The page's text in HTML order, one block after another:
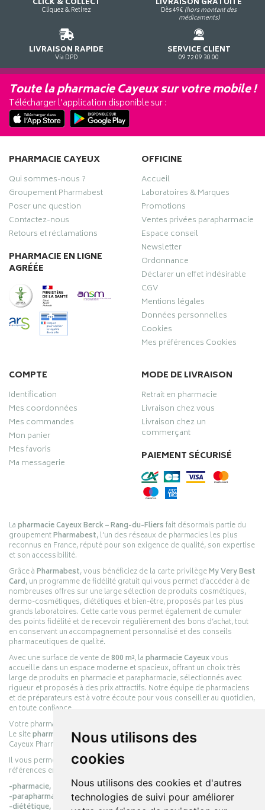
Nous utilisons des
cookies
Nous utilisons des cookies et d'autres
technologies de suivi pour améliorer
CLICK & COLLECT
Cliquez & Retirez
LIVRAISON GRATUITE
Dès 49€ (hors montant des
médicaments)
LIVRAISON RAPIDE
Via DPD
SERVICE CLIENT
09 72 09 30 00
Toute la pharmacie Cayeux sur votre mobile !
Télécharger l’application disponible sur :
PHARMACIE CAYEUX
Qui sommes-nous ?
Groupement Pharmabest
Poser une question
Contactez-nous
Retours et réclamations
PHARMACIE EN LIGNE
AGRÉÉE
OFFICINE
Accueil
Laboratoires & Marques
Promotions
Ventes privées parapharmacie
Espace conseil
Newsletter
Ordonnance
Déclarer un effet indésirable
CGV
Mentions légales
Données personnelles
Cookies
Mes préférences Cookies
COMPTE
Identification
Mes coordonnées
Mes commandes
Mon panier
Mes favoris
Ma messagerie
MODE DE LIVRAISON
Retrait en pharmacie
Livraison chez vous
Livraison chez un
commerçant
PAIEMENT SÉCURISÉ
Lapharmacie Cayeux Berck – Rang-du-Fliersfait désormais partie du
groupementPharmabest, l’un des réseaux de pharmacies les plus
reconnus en France, réputé pour son exigence de qualité, son expertise
et son accessibilité.
Grâce àPharmabest, vous bénéficiez de la carte privilègeMy Very Best
Card, un programme de fidélité gratuit qui vous permet d’accéder à de
nombreuses offres sur une large sélection de produits cosmétiques,
dermo-cosmétiques, diététiques et bien-être, proposés par les plus
grands laboratoires. Cette carte vous permet également de cumuler
des points fidélité et de recevoir régulièrement des bons d’achat, tout
en conservant un accompagnement personnalisé et des conseils
pharmaceutiques de qualité.
Avec une surface de vente de800 m², lapharmacie Cayeuxvous
accueille dans un espace moderne et spacieux, offrant un choix très
large de produits en pharmacie et parapharmacie, sélectionnés avec
rigueur et proposés à des prix attractifs. Notre équipe de pharmaciens
et de préparateurs est à votre écoute pour vous conseiller au quotidien,
en toute confiance.
Votre pharmacie en ligne :
Le sitepharmacie-cayeux.frest le prolongement digital de la pharmacie
Cayeux Pharmabest Berck-sur-Mer – Rang-du-Fliers.
Il vous permet de réaliser vos achats en ligne parmi des milliers de
références en :
-pharmacie,
-parapharmacie,